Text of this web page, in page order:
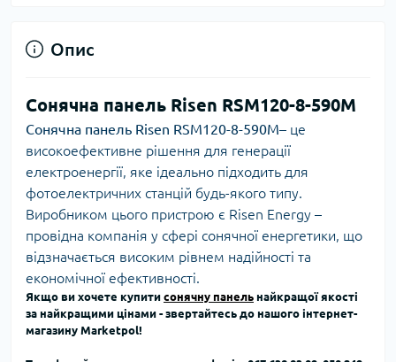
Опис
Сонячна панель Risen RSM120-8-590M
Сонячна панель Risen RSM120-8-590M– це
високоефективне рішення для генерації
електроенергії, яке ідеально підходить для
фотоелектричних станцій будь-якого типу.
Виробником цього пристрою є Risen Energy –
провідна компанія у сфері сонячної енергетики, що
відзначається високим рівнем надійності та
економічної ефективності.
Якщо ви хочете купити сонячну панель найкращої якості
за найкращими цінами - звертайтесь до нашого інтернет-
магазину Marketpol!